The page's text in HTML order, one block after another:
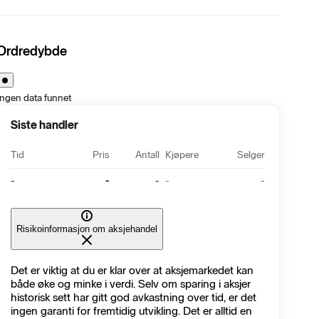
data funnet
Siste handler
Tid Pris Antall Kjøpere Selger
- - - - -
Risikoinformasjon om aksjehandel
Det er viktig at du er klar over at aksjemarkedet kan
både øke og minke i verdi. Selv om sparing i aksjer
historisk sett har gitt god avkastning over tid, er det
ingen garanti for fremtidig utvikling. Det er alltid en